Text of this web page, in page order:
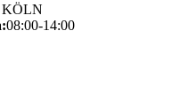
KÖLN
08:00-14:00